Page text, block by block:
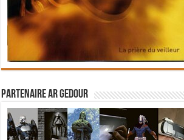
Partenaire Ar Gedour